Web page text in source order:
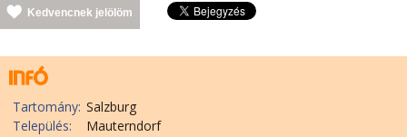
Kedvencnek jelölöm
Tartomány: Salzburg
Település:
Mauterndorf